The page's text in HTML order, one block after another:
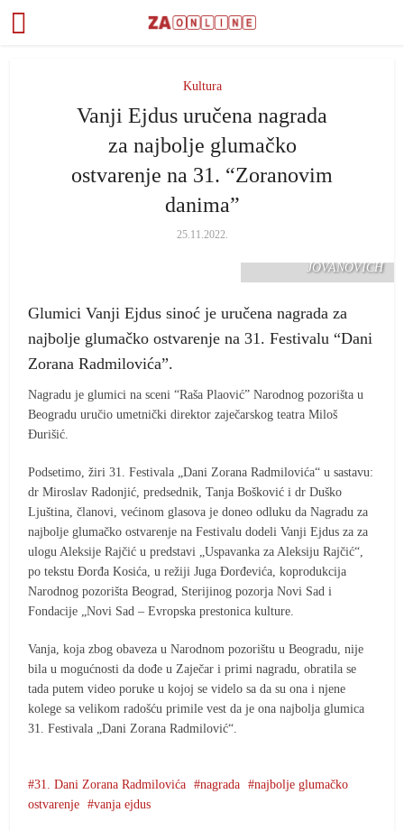
Kultura
Vanji Ejdus uručena nagrada
za najbolje glumačko
ostvarenje na 31. “Zoranovim
danima”
25.11.2022.
JOVANOVICH
Glumici Vanji Ejdus sinoć je uručena nagrada za
najbolje glumačko ostvarenje na 31. Festivalu “Dani
Zorana Radmilovića”.
Nagradu je glumici na sceni “Raša Plaović” Narodnog pozorišta u
Beogradu uručio umetnički direktor zaječarskog teatra Miloš
Đurišić.
Podsetimo, žiri 31. Festivala „Dani Zorana Radmilovića“ u sastavu:
dr Miroslav Radonjić, predsednik, Tanja Bošković i dr Duško
Ljuština, članovi, većinom glasova je doneo odluku da Nagradu za
najbolje glumačko ostvarenje na Festivalu dodeli Vanji Ejdus za za
ulogu Aleksije Rajčić u predstavi „Uspavanka za Aleksiju Rajčić“,
po tekstu Đorđa Kosića, u režiji Juga Đorđevića, koprodukcija
Narodnog pozorišta Beograd, Sterijinog pozorja Novi Sad i
Fondacije „Novi Sad – Evropska prestonica kulture.
Vanja, koja zbog obaveza u Narodnom pozorištu u Beogradu, nije
bila u mogućnosti da dođe u Zaječar i primi nagradu, obratila se
tada putem video poruke u kojoj se videlo sa da su ona i njene
kolege sa velikom radošću primile vest da je ona najbolja glumica
31. Festivala „Dani Zorana Radmilović“.
31. Dani Zorana Radmilovića nagrada
najbolje glumačko
ostvarenje
vanja ejdus